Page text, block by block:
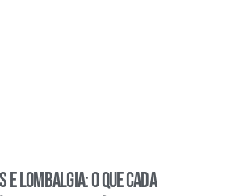
lombalgia: o que cada